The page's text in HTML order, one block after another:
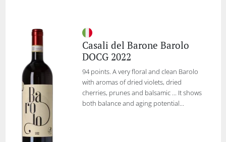
Casali del Barone Barolo
DOCG 2022
94 points. A very floral and clean Barolo
with aromas of dried violets, dried
cherries, prunes and balsamic ... It shows
both balance and aging potential...